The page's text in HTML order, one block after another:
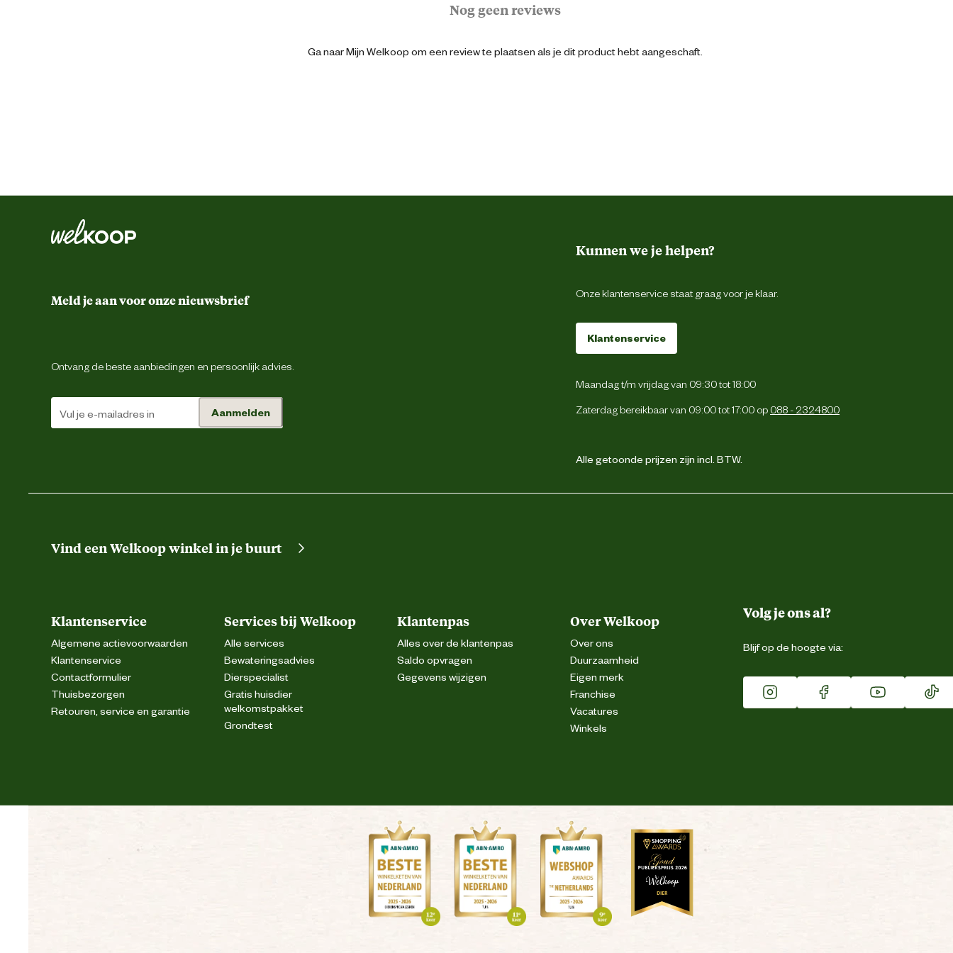
Artikel diepte 5 cm
Artikel hoogte
Materiaal & Samenstelling
Nog geen reviews
Ga naar Mijn Welkoop om een review te plaatsen als je dit product hebt aangeschaft.
Meld je aan voor onze nieuwsbrief
Ontvang de beste aanbiedingen en persoonlijk advies.
Aanmelden
Kunnen we je helpen?
Onze klantenservice staat graag voor je klaar.
Klantenservice
Maandag t/m vrijdag van 09:30 tot 18:00
Zaterdag bereikbaar van 09:00 tot 17:00 op 088 - 2324800
Alle getoonde prijzen zijn incl. BTW.
Vind een Welkoop winkel in je buurt
Klantenservice
Algemene actievoorwaarden
Klantenservice
Contactformulier
Thuisbezorgen
Retouren, service en garantie
Services bij Welkoop
Alle services
Bewateringsadvies
Dierspecialist
Gratis huisdier
welkomstpakket
Grondtest
Klantenpas
Alles over de klantenpas
Saldo opvragen
Gegevens wijzigen
Over Welkoop
Over ons
Duurzaamheid
Eigen merk
Franchise
Vacatures
Winkels
Volg je ons al?
Blijf op de hoogte via: